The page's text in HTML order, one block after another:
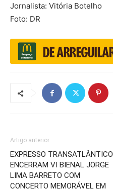
Jornalista: Vitória Botelho
Foto: DR
Artigo anterior
EXPRESSO TRANSATLÂNTICO
ENCERRAM VI BIENAL JORGE
LIMA BARRETO COM
CONCERTO MEMORÁVEL EM